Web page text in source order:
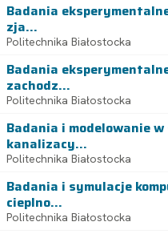
Badania
zja...
Politechnika Białostocka
Badania
zachodz...
Politechnika Białostocka
Badania i modelowanie
kanalizacy...
Politechnika Białostocka
Badania i symulacje
cieplno...
Politechnika Białostocka